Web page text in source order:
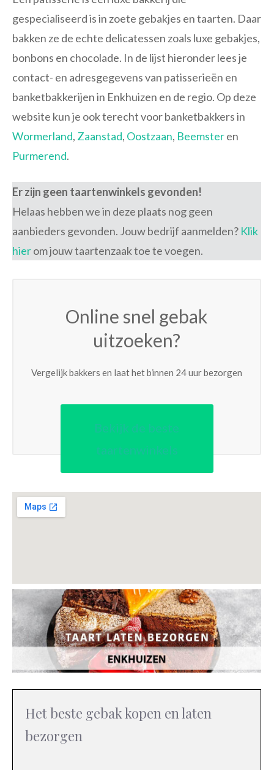
gespecialiseerd is in zoete gebakjes en taarten. Daar
bakken ze de echte delicatessen zoals luxe gebakjes,
bonbons en chocolade. In de lijst hieronder lees je
contact- en adresgegevens van patisserieën en
banketbakkerijen in Enkhuizen en de regio. Op deze
website kun je ook terecht voor banketbakkers in
Wormerland, Zaanstad, Oostzaan, Beemsteren
Purmerend.
Er zijn geen taartenwinkels gevonden!
Helaas hebben we in deze plaats nog geen
aanbieders gevonden. Jouw bedrijf aanmelden? Klik
hierom jouw taartenzaak toe te voegen.
Online snel gebak
uitzoeken?
Vergelijk bakkers en laat het binnen 24 uur bezorgen
Bekijk de beste
taartenwinkels
Het beste gebak kopen en laten
bezorgen